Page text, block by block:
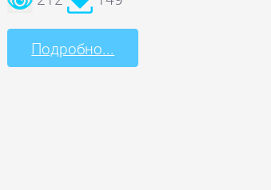
Подробно...